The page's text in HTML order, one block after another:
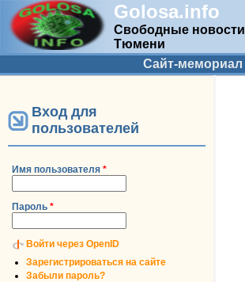
Golosa.info
Свободные новости
Тюмени
Дополнительное меню
Сайт-мемориал
Вход для
пользователей
Имя пользователя *
Пароль *
Войти через OpenID
Зарегистрироваться на сайте
Забыли пароль?